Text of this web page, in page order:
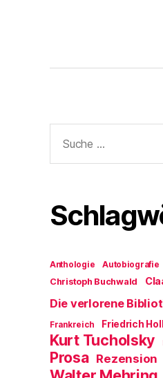
nach:
Anthologie Autobiografie
Christoph Buchwald
Die verlorene
Frankreich Friedrich
Kurt Tucholsky
Prosa Rezension